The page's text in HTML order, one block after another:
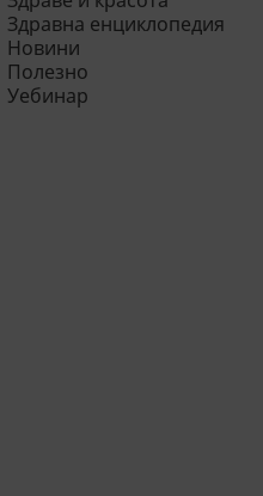
Здравна енциклопедия
Новини
Полезно
Уебинар